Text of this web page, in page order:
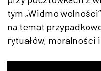
tym „Widmo
na temat
rytuałów, moralności